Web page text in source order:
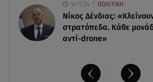
14.11.24 ΠΟΛΙΤΙΚΗ
Νίκος Δένδιας:
στρατόπεδα. Kάθε
αντί-drone»